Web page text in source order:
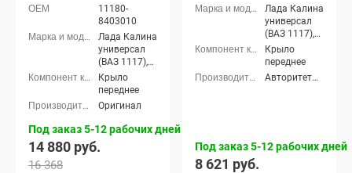
11180-
8403010
Лада Калина
универсал
(ВАЗ 1117),
Лада Калина
седан (ВАЗ
Калина
хэтчбек (ВАЗ
1119)
Крыло
переднее
Оригинал
Под заказ 5-12 рабочих дней
14 880 руб.
16 368
Лада Калина
универсал
(ВАЗ 1117),
Лада Калина
седан (ВАЗ
Калина
Крыло
переднее
АвторитетПласт
Под заказ 5-12 рабочих дней
8 621 руб.